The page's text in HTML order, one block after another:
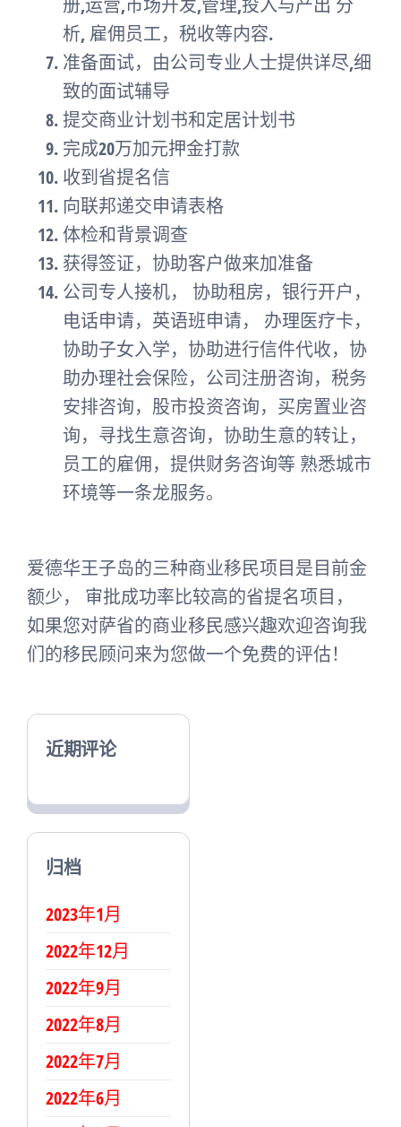
册,运营,市场开发,管理,投入与产出 分
析, 雇佣员工，税收等内容.
准备面试，由公司专业人士提供详尽,细
致的面试辅导
提交商业计划书和定居计划书
完成20万加元押金打款
收到省提名信
向联邦递交申请表格
体检和背景调查
获得签证，协助客户做来加准备
公司专人接机， 协助租房，银行开户，
电话申请，英语班申请， 办理医疗卡，
协助子女入学，协助进行信件代收，协
助办理社会保险，公司注册咨询，税务
安排咨询，股市投资咨询，买房置业咨
询，寻找生意咨询，协助生意的转让，
员工的雇佣，提供财务咨询等 熟悉城市
环境等一条龙服务。
爱德华王子岛的三种商业移民项目是目前金
额少， 审批成功率比较高的省提名项目，
如果您对萨省的商业移民感兴趣欢迎咨询我
们的移民顾问来为您做一个免费的评估！
近期评论
归档
2023年1月
2022年12月
2022年9月
2022年8月
2022年7月
2022年6月